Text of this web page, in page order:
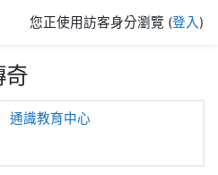
您正使用訪客身分瀏覽 (登入)
奇
通識教育中心